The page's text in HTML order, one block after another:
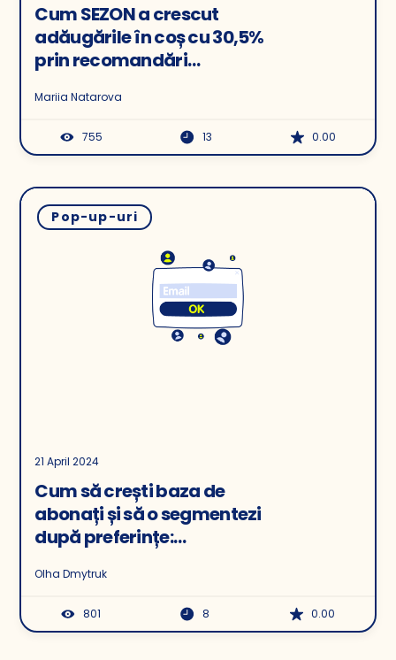
Cum SEZON a crescut
adăugările în coș cu 30,5%
prin recomandări
Mariia Natarova
755 13 0.00
Pop-up-uri
21 April 2024
Cum să crești baza de
abonați și să o segmentezi
după preferințe:
Olha Dmytruk
801 8 0.00